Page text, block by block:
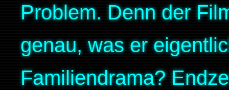
Problem. Denn der
genau, was er
Familiendrama?